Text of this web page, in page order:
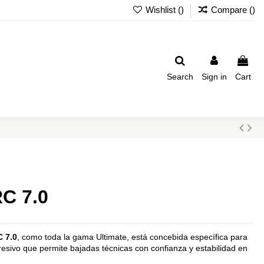
Wishlist () Compare ()
Search Sign in Cart
7.0
7.0 , como toda la gama Ultimate, está concebida específica para
que permite bajadas técnicas con confianza y estabilidad en